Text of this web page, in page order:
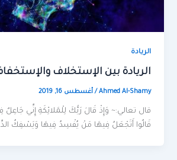
الريادة
الريادة بين الإستخلاف
Ahmed Al-Shamy
/أغسطس 16, 2019
قال تعالي:~ وَإِذْ قَالَ رَبُّكَ لِلْمَلائِكَةِ إِنِّي جَاعِلٌ
قَالُوا أَتَجْعَلُ فِيهَا مَنْ يُفْسِدُ فِيهَا وَيَسْفِكُ